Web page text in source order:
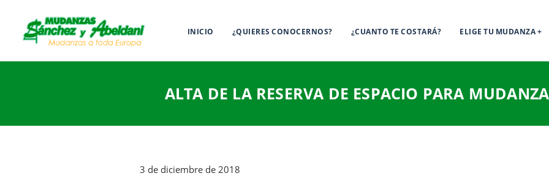
INICIO ¿QUIERES CONOCERNOS? ¿CUANTO TE COSTARÁ? ELIGE TU MUDANZA
ALTA DE LA RESERVA DE ESPACIO PARA
3 de diciembre de 2018